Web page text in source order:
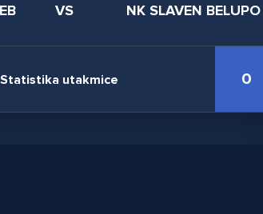
VS NK SLAVEN BELUPO
Statistika utakmice 0